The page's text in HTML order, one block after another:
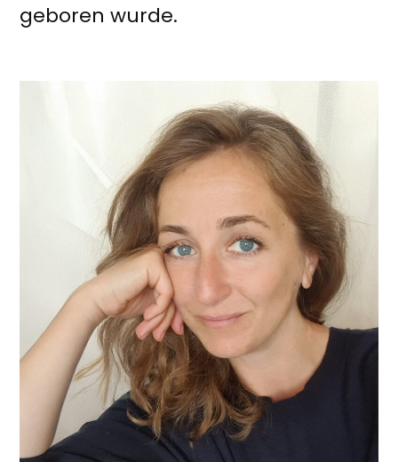
geboren wurde.